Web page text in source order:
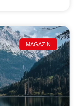
MAGAZIN